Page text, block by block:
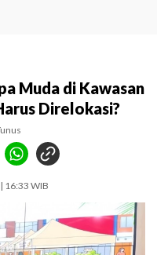
Muda di Kawasan
Direlokasi?
16:33 WIB